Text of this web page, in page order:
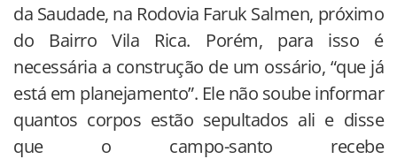
da Saudade, na Rodovia Faruk Salmen, próximo
do Bairro Vila Rica. Porém, para isso é
necessária a construção de um ossário, “que já
está em planejamento”. Ele não soube informar
quantos corpos estão sepultados ali e disse
que o campo-santo recebe